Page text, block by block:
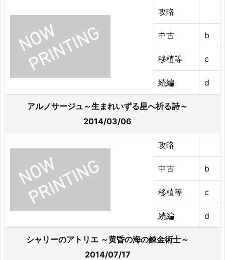
攻略
中古 b
移植等 c
続編 d
アルノサージュ～生まれいずる星へ祈る詩～
2014/03/06
攻略
中古 b
移植等 c
続編 d
シャリーのアトリエ ～黄昏の海の錬金術士～
2014/07/17